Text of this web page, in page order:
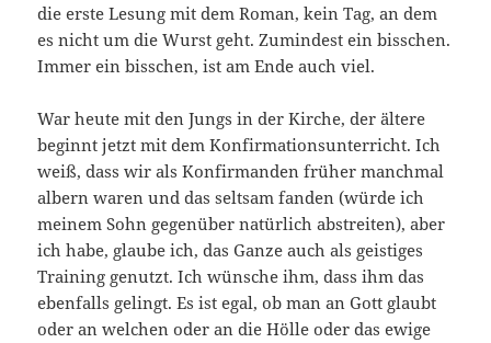
die erste Lesung mit dem Roman, kein Tag, an dem
es nicht um die Wurst geht. Zumindest ein bisschen.
Immer ein bisschen, ist am Ende auch viel.
War heute mit den Jungs in der Kirche, der ältere
beginnt jetzt mit dem Konfirmationsunterricht. Ich
weiß, dass wir als Konfirmanden früher manchmal
albern waren und das seltsam fanden (würde ich
meinem Sohn gegenüber natürlich abstreiten), aber
ich habe, glaube ich, das Ganze auch als geistiges
Training genutzt. Ich wünsche ihm, dass ihm das
ebenfalls gelingt. Es ist egal, ob man an Gott glaubt
oder an welchen oder an die Hölle oder das ewige